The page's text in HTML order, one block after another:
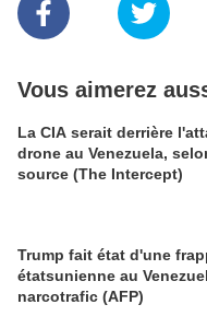
Vous aimerez
La CIA serait derrière
drone au Venezuela,
source (The Intercept)
Trump fait état d'une
étatsunienne au
narcotrafic (AFP)